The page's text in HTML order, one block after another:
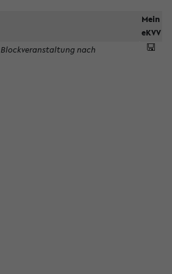
Mein
eKVV
Blockveranstaltung nach